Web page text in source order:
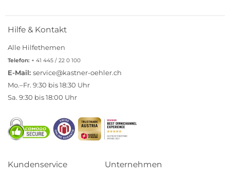
Hilfe & Kontakt
Alle Hilfethemen
Telefon: + 41 445 / 22 0 100
E-Mail: service@kastner-oehler.ch
Mo.–Fr. 9:30 bis 18:30 Uhr
Sa. 9:30 bis 18:00 Uhr
Kundenservice Unternehmen